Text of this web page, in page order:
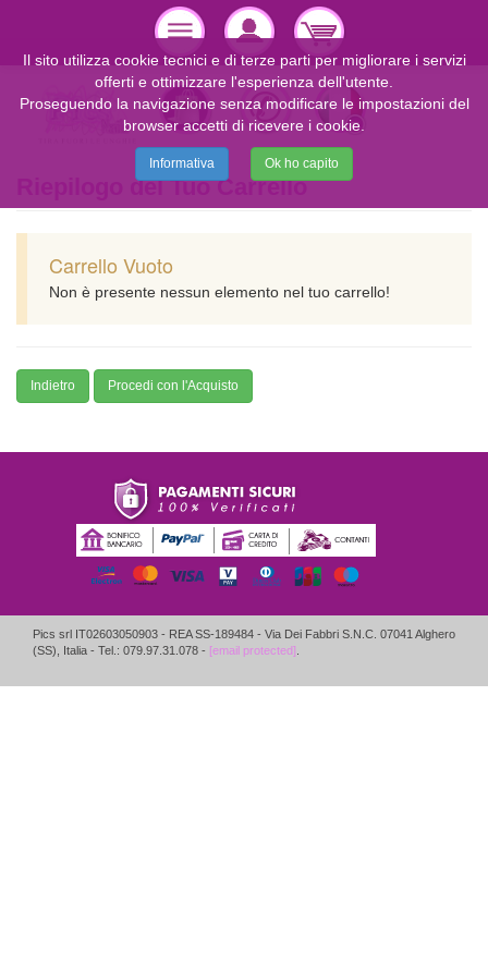
Riepilogo del Tuo Carrello
Carrello Vuoto
Non è presente nessun elemento nel tuo carrello!
Indietro Procedi con l'Acquisto
Pics srl IT02603050903 - REA SS-189484 - Via Dei Fabbri S.N.C. 07041 Alghero
(SS), Italia - Tel.: 079.97.31.078 - [email protected]
Il sito utilizza cookie tecnici e di terze parti per migliorare i servizi
offerti e ottimizzare l'esperienza dell'utente.
Proseguendo la navigazione senza modificare le impostazioni del
browser accetti di ricevere i cookie.
Informativa Ok ho capito